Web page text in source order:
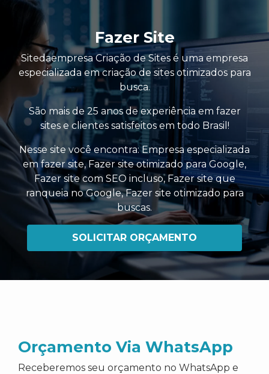
Fazer Site
Sitedaempresa Criação de Sites é uma empresa
especializada em criação de sites otimizados para
busca.
São mais de 25 anos de experiência em fazer
sites e clientes satisfeitos em todo Brasil!
Nesse site você encontra:Empresa especializada
em fazer site,Fazer site otimizado para Google,
Fazer site com SEO incluso, Fazer site que
ranqueia no Google,Fazer site otimizado para
buscas.
SOLICITAR ORÇAMENTO
Orçamento Via WhatsApp
Receberemos seu orçamento no WhatsApp e